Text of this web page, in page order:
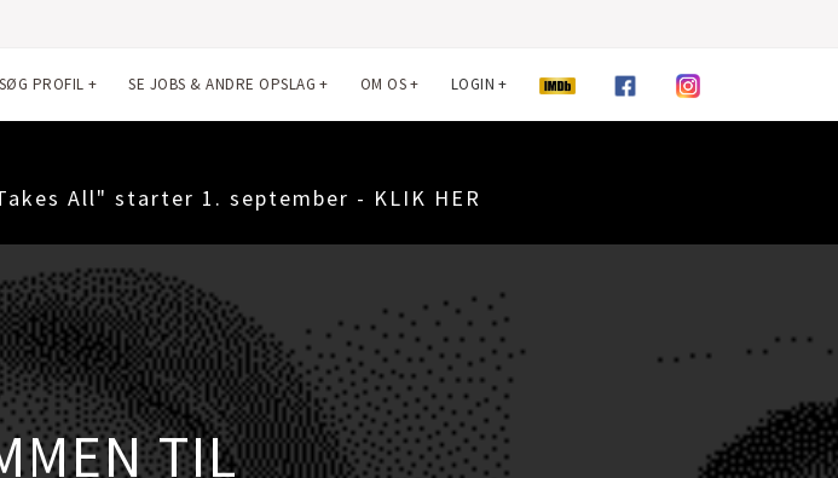
SØG PROFIL + SE JOBS & ANDRE OPSLAG + OM OS+ LOGIN +
All" starter 1. september - KLIK HER
EGEN